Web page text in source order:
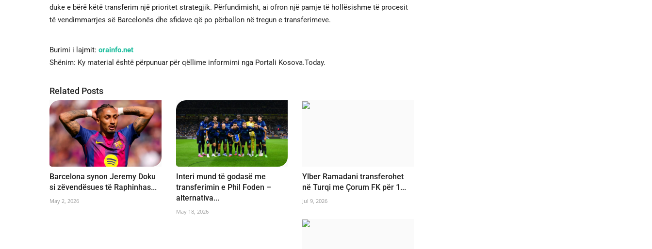
duke e bërë këtë transferim një prioritet strategjik. Përfundimisht, ai ofron një pamje të hollësishme të procesit
të vendimmarrjes së Barcelonës dhe sfidave që po përballon në tregun e transferimeve.
Burimi i lajmit: orainfo.net
Shënim: Ky material është përpunuar për qëllime informimi nga Portali Kosova.Today.
Related Posts
Barcelona synon Jeremy Doku
si zëvendësues të Raphinhas...
May 2, 2026
Interi mund të godasë me
transferimin e Phil Foden –
alternativa...
May 18, 2026
Ylber Ramadani transferohet
në Turqi me Çorum FK për 1...
Jul 9, 2026